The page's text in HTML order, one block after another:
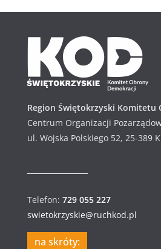
u
Region Świętokrzyski Komitetu
Centrum Organizacji
ul. Wojska Polskiego 52, 25-389
Telefon: 729 055 227
swietokrzyskie@ruchkod.pl
na skróty: